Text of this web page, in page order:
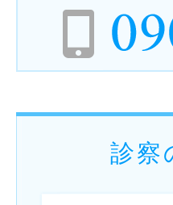
診察